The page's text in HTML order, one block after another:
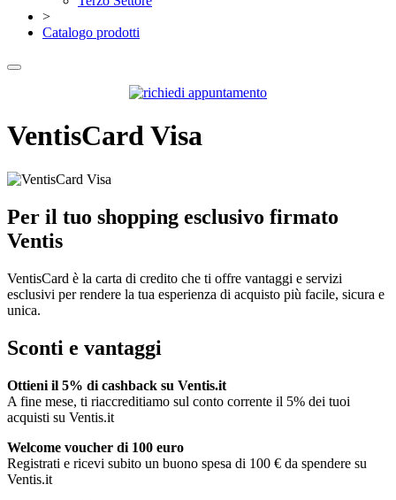
>
Catalogo prodotti
VentisCard Visa
Per il tuo shopping esclusivo firmato
Ventis
VentisCard è la carta di credito che ti offre vantaggi e servizi
esclusivi per rendere la tua esperienza di acquisto più facile, sicura e
unica.
Sconti e vantaggi
Ottieni il 5% di cashback su Ventis.it
A fine mese, ti riaccreditiamo sul conto corrente il 5% dei tuoi
acquisti su Ventis.it
Welcome voucher di 100 euro
Registrati e ricevi subito un buono spesa di 100 € da spendere su
Ventis.it